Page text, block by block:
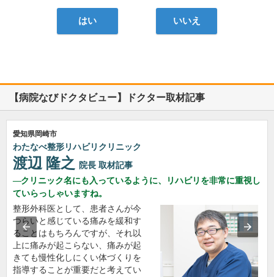
はい いいえ
【病院なびドクタビュー】ドクター取材記事
愛知県岡崎市
わたなべ整形リハビリクリニック
渡辺 隆之 院長 取材記事
クリニック名にも入っているように、リハビリを非常に重視し
ていらっしゃいますね。
整形外科医として、患者さんが今
つらいと感じている痛みを緩和す
ることはもちろんですが、それ以
上に痛みが起こらない、痛みが起
きても慢性化しにくい体づくりを
指導することが重要だと考えてい